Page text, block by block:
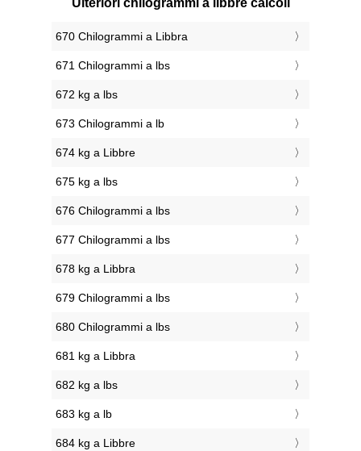
Ulteriori chilogrammi a libbre calcoli
670 Chilogrammi a Libbra
671 Chilogrammi a lbs
672 kg a lbs
673 Chilogrammi a lb
674 kg a Libbre
675 kg a lbs
676 Chilogrammi a lbs
677 Chilogrammi a lbs
678 kg a Libbra
679 Chilogrammi a lbs
680 Chilogrammi a lbs
681 kg a Libbra
682 kg a lbs
683 kg a lb
684 kg a Libbre